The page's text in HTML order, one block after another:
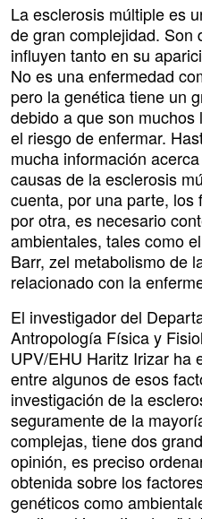
La esclerosis múltiple es
de gran complejidad. Son
influyen tanto en su
No es una enfermedad
pero la genética tiene un
debido a que son
el riesgo de enfermar.
mucha información
causas de la esclerosis
cuenta, por una parte, los
por otra, es necesario
ambientales, tales como
Barr, zel metabolismo de
relacionado con la
El investigador del
Antropología Física y
UPV/EHU Haritz Irizar ha
entre algunos de esos
investigación de la
seguramente de la
complejas, tiene dos
opinión, es preciso
obtenida sobre los
genéticos como